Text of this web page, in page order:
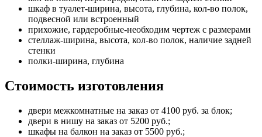
шкаф в туалет-ширина, высота, глубина, кол-во полок,
подвесной или встроенный
прихожие, гардеробные-необходим чертеж с размерами
стеллаж-ширина, высота, кол-во полок, наличие задней
стенки
полки-ширина, глубина
Стоимость изготовления
двери межкомнатные на заказ от 4100 руб. за блок;
двери в нишу на заказ от 5200 руб.;
шкафы на балкон на заказ от 5500 руб.;